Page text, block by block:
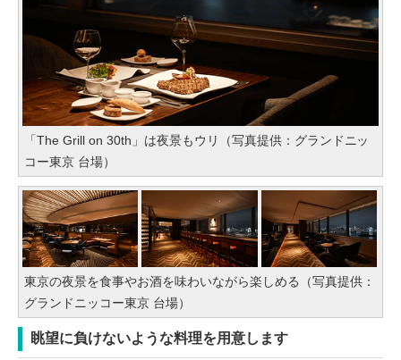
「The Grill on 30th」は夜景もウリ（写真提供：グランドニッ
コー東京 台場）
東京の夜景を食事やお酒を味わいながら楽しめる（写真提供：
グランドニッコー東京 台場）
眺望に負けないような料理を用意します